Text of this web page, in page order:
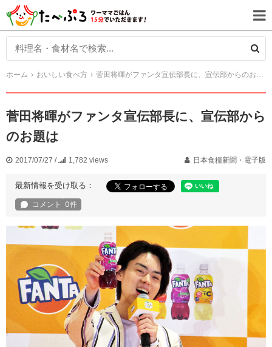
ホーム おいしい食べ方 菅田将暉がファンタ宣伝部長に、宣伝部からのお題は
菅田将暉がファンタ宣伝部長に、宣伝部から
のお題は
2017/07/27 / 1,782 views 日本食糧新聞・電子版
最新情報を受け取る：